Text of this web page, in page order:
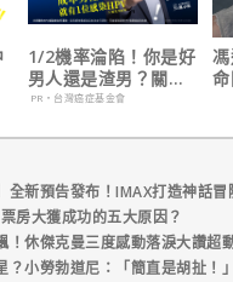
1/2機率淪陷！你是好
男人還是渣男？關鍵
在這
PR・台灣癌症基金會
全新預告發布！IMAX打造神話冒
房大獲成功的五大原因？
！休傑克曼三度感動落淚大讚超
小勞勃道尼：「簡直是胡扯！」